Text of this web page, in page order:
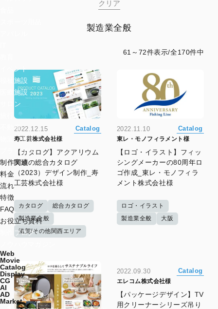
イベント
福祉施設
医療施設
サロン
不動産
物流・運送
ブライダル
制作実績
料金
流れ
特徴
FAQ
お役立ち資料
制作ブログ
Web
Movie
Catalog
Display
CG
AI
AD
Market
製造業全般
61～72件表示/全170件中
2022.12.15 Catalog
寿工芸株式会社様
【カタログ】アクアリウム
関連の総合カタログ
（2023）デザイン制作_寿
工芸株式会社様
カタログ
総合カタログ
製造業全般
滋賀/その他関西エリア
2022.11.10 Catalog
東レ・モノフィラメント様
【ロゴ・イラスト】フィッ
シングメーカーの80周年ロ
ゴ作成_東レ・モノフィラ
メント株式会社様
ロゴ・イラスト
製造業全般
大阪
2022.09.30 Catalog
エレコム株式会社様
【パッケージデザイン】TV
用クリーナーシリーズ吊り